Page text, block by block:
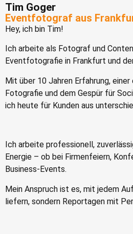
Tim Goger
Eventfotograf aus
Hey, ich bin Tim!
Ich arbeite als Fotograf und
Eventfotografie in Frankfurt und
Mit über 10 Jahren Erfahrung,
Fotografie und dem Gespür für
ich heute für Kunden aus
Ich arbeite professionell,
Energie – ob bei Firmenfeiern,
Business-Events.
Mein Anspruch ist es, mit jedem
liefern, sondern Reportagen mit